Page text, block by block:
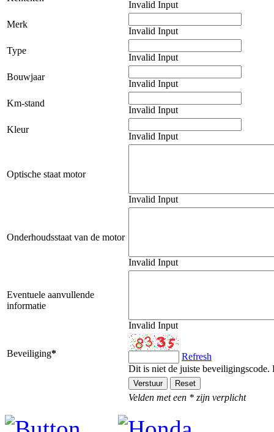
Invalid Input
Merk
Invalid Input
Type
Invalid Input
Bouwjaar
Invalid Input
Km-stand
Invalid Input
Kleur
Invalid Input
Optische staat motor
Invalid Input
Onderhoudsstaat van de motor
Invalid Input
Eventuele aanvullende
informatie
Invalid Input
Beveiliging*
Refresh
Dit is niet de juiste beveiligingscode.
Velden met een * zijn verplicht